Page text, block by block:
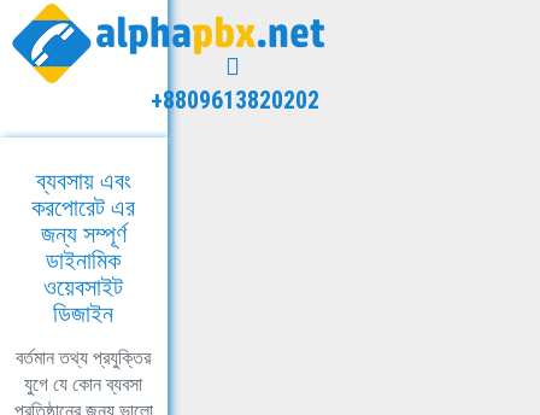
+8809613820202
ব্যবসায় এবং
করপোরেট এর
জন্য সম্পূর্ণ
ডাইনামিক
ওয়েবসাইট
ডিজাইন
বর্তমান তথ্য প্রযুক্তির
যুগে যে কোন ব্যবসা